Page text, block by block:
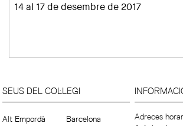
14 al 17 de desembre de 2017
SEUS DEL COL·LEGI
Alt Empordà
Barcelona
Adreces